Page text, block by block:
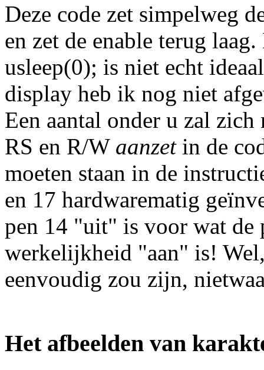
Deze code zet simpelweg
en zet de enable terug
usleep(0); is niet echt
display heb ik nog niet
Een aantal onder u zal
RS en R/W aanzetin de
moeten staan in de
en 17 hardwarematig
pen 14 "uit" is voor wat de
werkelijkheid "aan" is!
eenvoudig zou zijn,
Het afbeelden van